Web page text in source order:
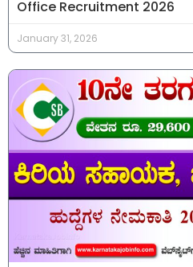
Office Recruitment 2026
January 31, 2026